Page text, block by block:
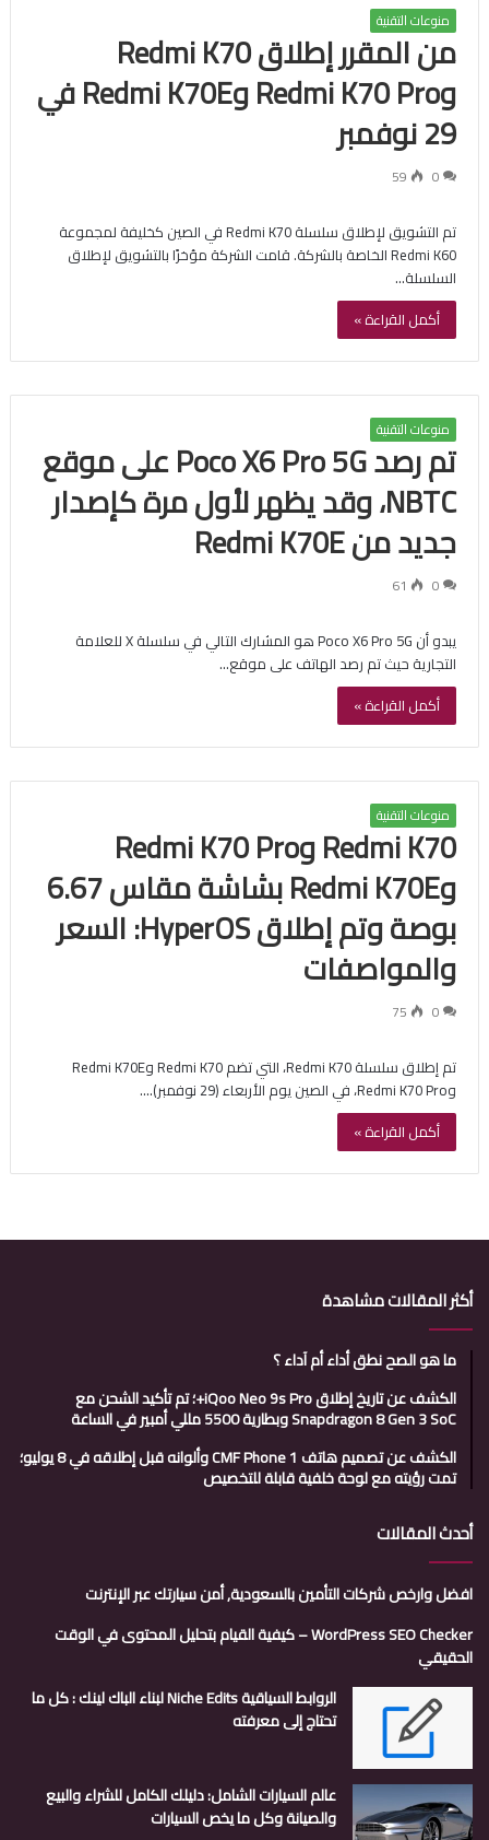
منوعات التقنية
من المقرر إطلاق Redmi K70
وRedmi K70 Pro وRedmi K70E في
29 نوفمبر
0
59
تم التشويق لإطلاق سلسلة Redmi K70 في الصين كخليفة لمجموعة
Redmi K60 الخاصة بالشركة. قامت الشركة مؤخرًا بالتشويق لإطلاق
السلسلة…
أكمل القراءة »
منوعات التقنية
تم رصد Poco X6 Pro 5G على موقع
NBTC، وقد يظهر لأول مرة كإصدار
جديد من Redmi K70E
0
61
يبدو أن Poco X6 Pro 5G هو المشارك التالي في سلسلة X للعلامة
التجارية حيث تم رصد الهاتف على موقع…
أكمل القراءة »
منوعات التقنية
Redmi K70 وRedmi K70 Pro
وRedmi K70E بشاشة مقاس 6.67
بوصة وتم إطلاق HyperOS: السعر
والمواصفات
0
75
تم إطلاق سلسلة Redmi K70، التي تضم Redmi K70 وRedmi K70E
وRedmi K70 Pro، في الصين يوم الأربعاء (29 نوفمبر).…
أكمل القراءة »
أكثر المقالات مشاهدة
ما هو الصح نطق أداء أم آداء ؟
الكشف عن تاريخ إطلاق iQoo Neo 9s Pro+؛ تم تأكيد الشحن مع
Snapdragon 8 Gen 3 SoC وبطارية 5500 مللي أمبير في الساعة
الكشف عن تصميم هاتف CMF Phone 1 وألوانه قبل إطلاقه في 8 يوليو؛
تمت رؤيته مع لوحة خلفية قابلة للتخصيص
أحدث المقالات
افضل وارخص شركات التأمين بالسعودية, أمن سيارتك عبر الإنترنت
WordPress SEO Checker – كيفية القيام بتحليل المحتوى في الوقت
الحقيقي
الروابط السياقية Niche Edits لبناء الباك لينك : كل ما
تحتاج إلى معرفته
عالم السيارات الشامل: دليلك الكامل للشراء والبيع
والصيانة وكل ما يخص السيارات